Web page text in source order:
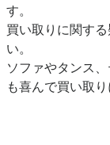
す。
買い取りに関す
い。
ソファやタンス
も喜んで買い取り